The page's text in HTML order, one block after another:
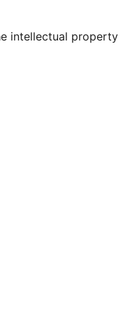
intellectual property